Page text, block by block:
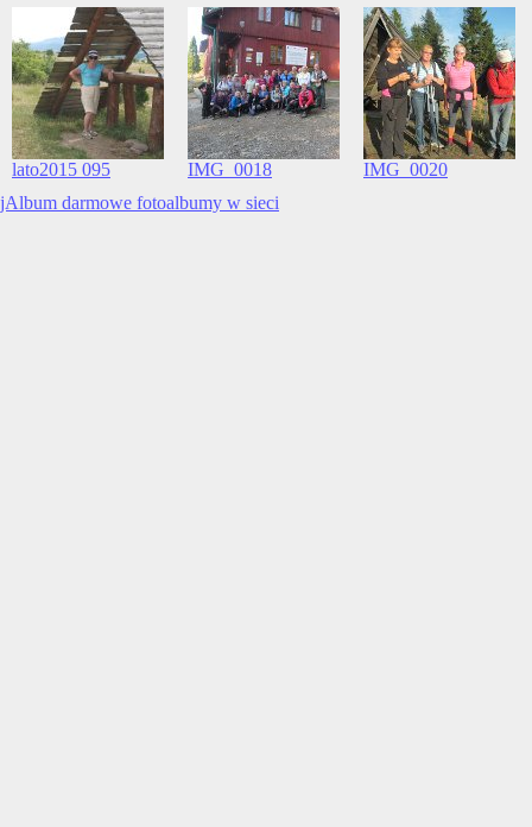
lato2015 095 IMG_0018
IMG_0020
jAlbum darmowe fotoalbumy w sieci